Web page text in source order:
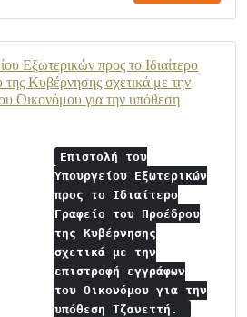
Εξωτερικών προς το Ιδιαίτερο
Κυβέρνησης σχετικά με την
Οικονόμου για την υπόθεση
Επιστολή του
Υπουργείου Εξωτερικών
προς το Ιδιαίτερο
Γραφείο του Προέδρου
της Κυβέρνησης
σχετικά με την
επιστροφή εγγράφων
του Οικονόμου για την
υπόθεση Τζανεττή.